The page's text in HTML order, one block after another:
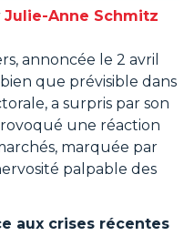
Julie-Anne Schmitz
annoncée le 2 avril
que prévisible dans
a surpris par son
une réaction
marquée par
palpable des
aux crises récentes